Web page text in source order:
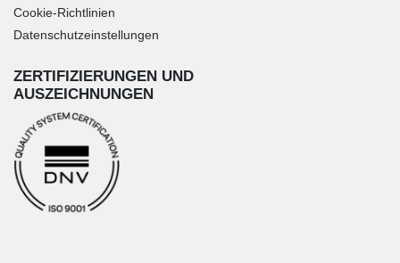
Cookie-Richtlinien
Datenschutzeinstellungen
ZERTIFIZIERUNGEN UND
AUSZEICHNUNGEN